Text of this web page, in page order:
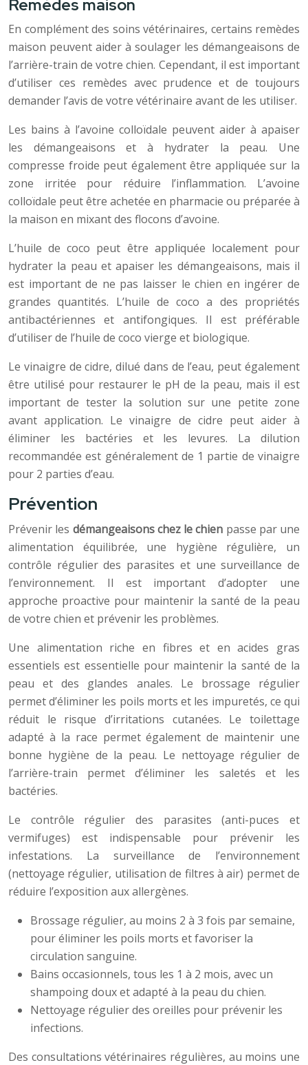
Remèdes maison
En complément des soins vétérinaires, certains remèdes
maison peuvent aider à soulager les démangeaisons de
l’arrière-train de votre chien. Cependant, il est important
d’utiliser ces remèdes avec prudence et de toujours
demander l’avis de votre vétérinaire avant de les utiliser.
Les bains à l’avoine colloïdale peuvent aider à apaiser
les démangeaisons et à hydrater la peau. Une
compresse froide peut également être appliquée sur la
zone irritée pour réduire l’inflammation. L’avoine
colloïdale peut être achetée en pharmacie ou préparée à
la maison en mixant des flocons d’avoine.
L’huile de coco peut être appliquée localement pour
hydrater la peau et apaiser les démangeaisons, mais il
est important de ne pas laisser le chien en ingérer de
grandes quantités. L’huile de coco a des propriétés
antibactériennes et antifongiques. Il est préférable
d’utiliser de l’huile de coco vierge et biologique.
Le vinaigre de cidre, dilué dans de l’eau, peut également
être utilisé pour restaurer le pH de la peau, mais il est
important de tester la solution sur une petite zone
avant application. Le vinaigre de cidre peut aider à
éliminer les bactéries et les levures. La dilution
recommandée est généralement de 1 partie de vinaigre
pour 2 parties d’eau.
Prévention
Prévenir les démangeaisons chez le chien passe par une
alimentation équilibrée, une hygiène régulière, un
contrôle régulier des parasites et une surveillance de
l’environnement. Il est important d’adopter une
approche proactive pour maintenir la santé de la peau
de votre chien et prévenir les problèmes.
Une alimentation riche en fibres et en acides gras
essentiels est essentielle pour maintenir la santé de la
peau et des glandes anales. Le brossage régulier
permet d’éliminer les poils morts et les impuretés, ce qui
réduit le risque d’irritations cutanées. Le toilettage
adapté à la race permet également de maintenir une
bonne hygiène de la peau. Le nettoyage régulier de
l’arrière-train permet d’éliminer les saletés et les
bactéries.
Le contrôle régulier des parasites (anti-puces et
vermifuges) est indispensable pour prévenir les
infestations. La surveillance de l’environnement
(nettoyage régulier, utilisation de filtres à air) permet de
réduire l’exposition aux allergènes.
Brossage régulier, au moins 2 à 3 fois par semaine,
pour éliminer les poils morts et favoriser la
circulation sanguine.
Bains occasionnels, tous les 1 à 2 mois, avec un
shampoing doux et adapté à la peau du chien.
Nettoyage régulier des oreilles pour prévenir les
infections.
Des consultations vétérinaires régulières, au moins une